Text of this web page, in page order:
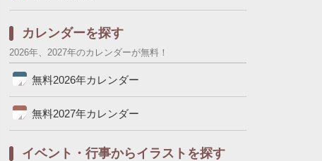
カレンダーを探す
2026年、2027年のカレンダーが無料！
無料2026年カレンダー
無料2027年カレンダー
イベント・行事からイラストを探す